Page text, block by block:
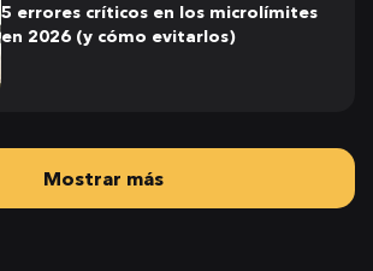
5 errores críticos en los microlímites
en 2026 (y cómo evitarlos)
Mostrar más